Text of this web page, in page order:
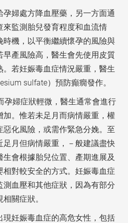
婦處方降血壓藥，另一方面通
來監測胎兒發育程度和血流情
時機，以平衡繼續懷孕的風險與
早產風險高，醫生會先使用皮質
若妊娠毒血症情況嚴重，醫生
sulfate）預防癲癇發作。
孕婦症狀輕微，醫生通常會進行
加。惟若未足月而病情嚴重，權
化風險，或需作緊急分娩。至
足月但病情嚴重，－般建議盡快
會根據胎兒位置、產期進展及
對較安全的方式。妊娠毒血症
血壓和其他症狀，因為有部分
關症狀。
現妊娠毒血症的高危女性，包括